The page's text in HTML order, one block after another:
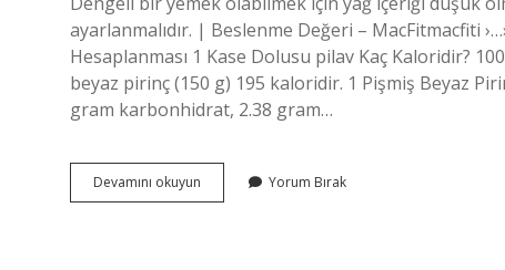
ayarlanmalıdır. | Beslenme Değeri – MacFitmacfiti
Hesaplanması 1 Kase Dolusu pilav Kaç Kaloridir?
beyaz pirinç (150 g) 195 kaloridir. 1 Pişmiş Beyaz
gram karbonhidrat, 2.38 gram…
Devamını okuyun
Tabak
Yorum Bırak